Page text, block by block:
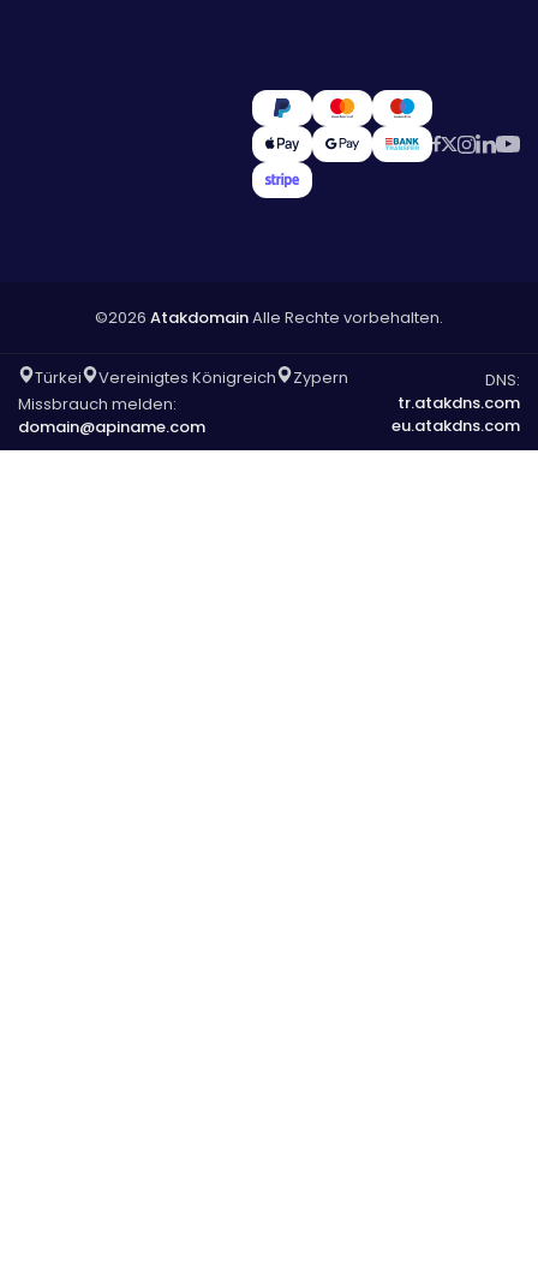
©2026 AtakdomainAlle Rechte vorbehalten.
Türkei Vereinigtes Königreich
Zypern
Missbrauch melden:
domain@apiname.com
DNS:
tr.atakdns.com
eu.atakdns.com